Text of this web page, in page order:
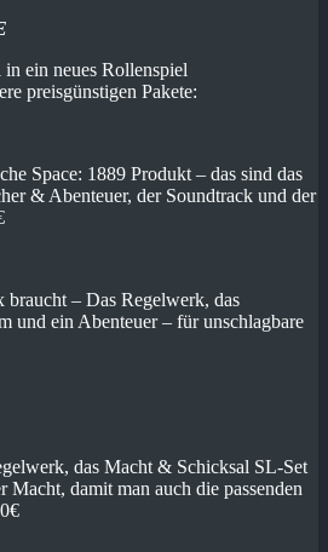
ein neues Rollenspiel
preisgünstigen Pakete:
Space: 1889 Produkt – das sind das
& Abenteuer, der Soundtrack und der
– Das Regelwerk, das
und ein Abenteuer – für unschlagbare
das Macht & Schicksal SL-Set
Macht, damit man auch die passenden